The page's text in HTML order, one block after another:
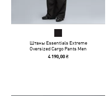
Штаны Essentials Extreme
Oversized Cargo Pants Men
4 190,00 ₴